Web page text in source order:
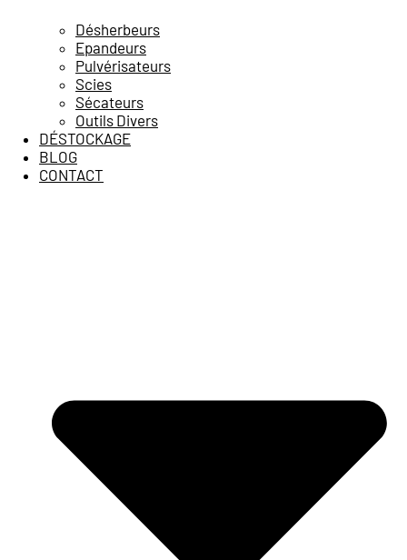
Désherbeurs
Epandeurs
Pulvérisateurs
Scies
Sécateurs
Outils Divers
DÉSTOCKAGE
BLOG
CONTACT